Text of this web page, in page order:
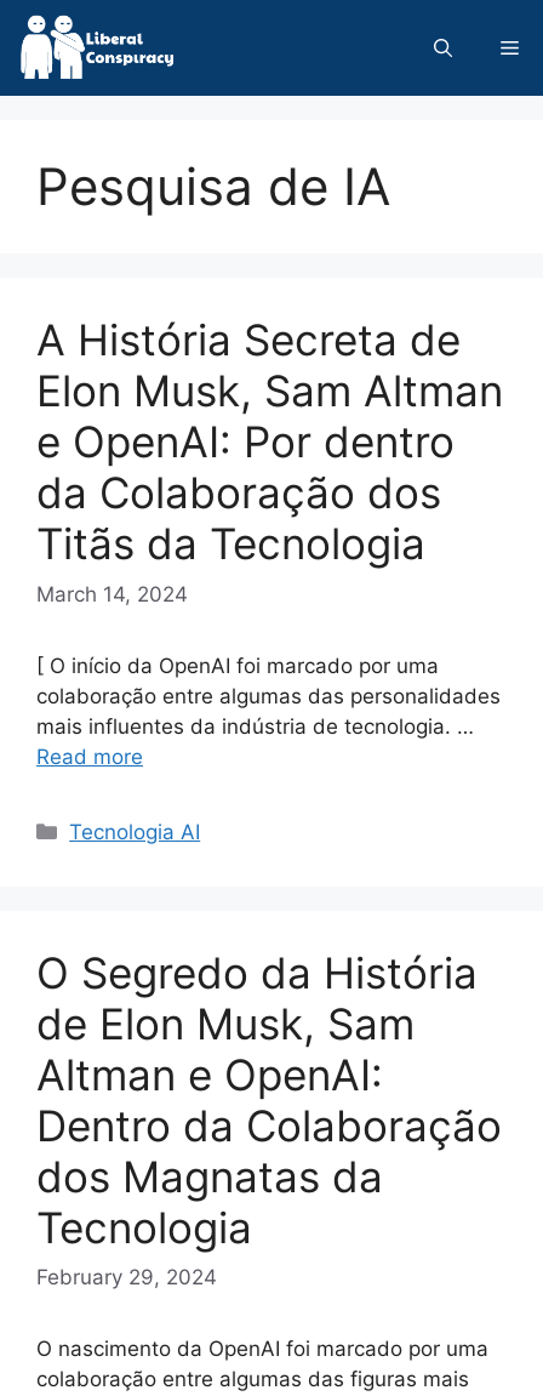
Skip
content
Pesquisa de IA
A História Secreta de
Elon Musk, Sam Altman
e OpenAI: Por dentro
da Colaboração dos
Titãs da Tecnologia
March 14, 2024
[ O início da OpenAI foi marcado por uma
colaboração entre algumas das personalidades
mais influentes da indústria de tecnologia. …
Read more
Categories
Tecnologia AI
O Segredo da História
de Elon Musk, Sam
Altman e OpenAI:
Dentro da Colaboração
dos Magnatas da
Tecnologia
February 29, 2024
O nascimento da OpenAI foi marcado por uma
colaboração entre algumas das figuras mais